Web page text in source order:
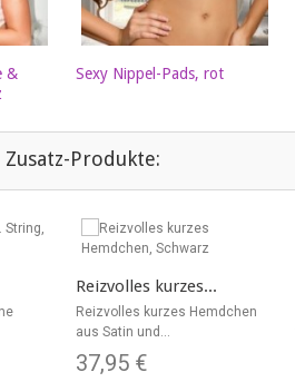
&
Sexy Nippel-Pads, rot
Produkte:
Reizvolles kurzes...
Reizvolles kurzes Hemdchen
aus Satin und...
37,95 €